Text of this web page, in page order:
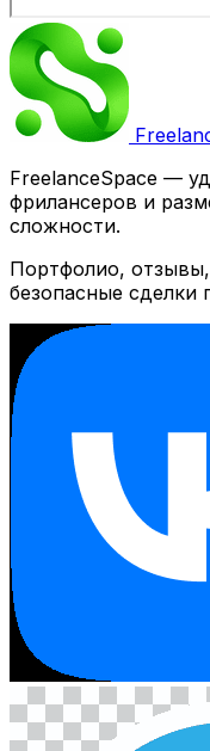
FreelanceSpace —
фрилансеров и
сложности.
Портфолио,
безопасные сделки